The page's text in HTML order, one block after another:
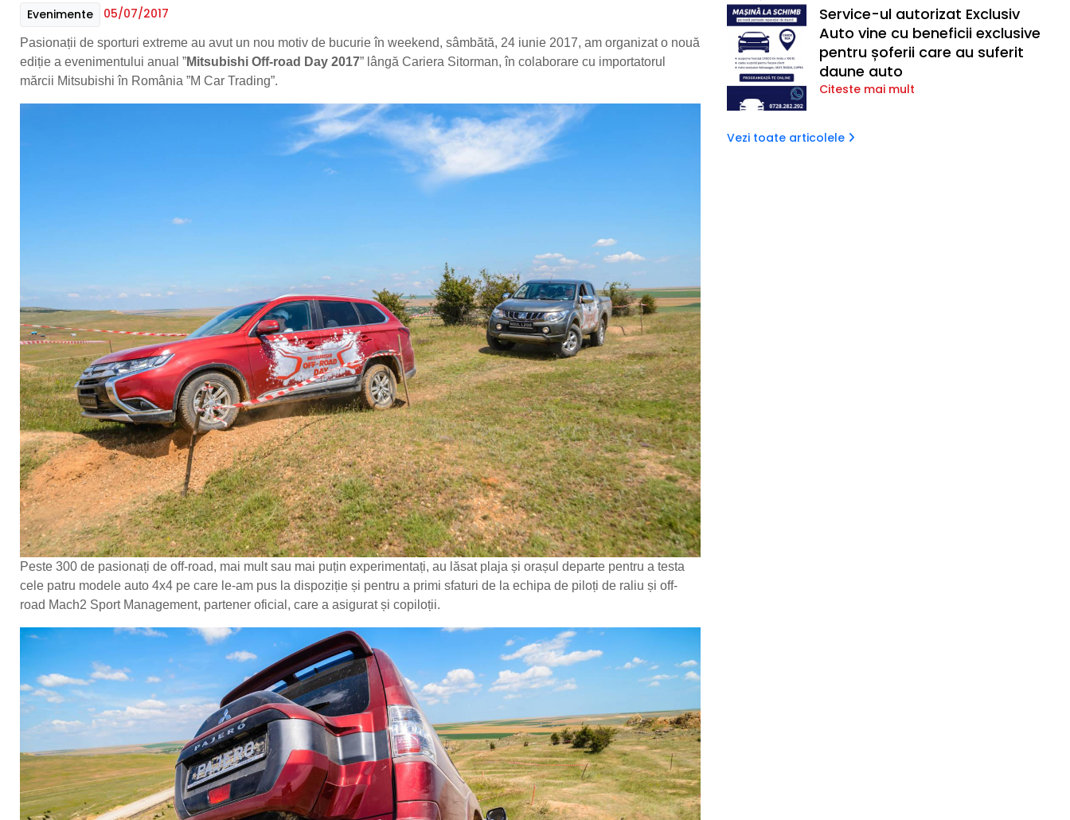
Evenimente 05/07/2017
Pasionații de sporturi extreme au avut un nou motiv de bucurie în weekend, sâmbătă, 24 iunie 2017, am organizat o nouă
ediție a evenimentului anual ”Mitsubishi Off-road Day 2017” lângă Cariera Sitorman, în colaborare cu importatorul
mărcii Mitsubishi în România ”M Car Trading”.
Peste 300 de pasionați de off-road, mai mult sau mai puțin experimentați, au lăsat plaja și orașul departe pentru a testa
cele patru modele auto 4x4 pe care le-am pus la dispoziție și pentru a primi sfaturi de la echipa de piloți de raliu și off-
road Mach2 Sport Management, partener oficial, care a asigurat și copiloții.
Service-ul autorizat Exclusiv
Auto vine cu beneficii exclusive
pentru șoferii care au suferit
daune auto
Citeste mai mult
Vezi toate articolele